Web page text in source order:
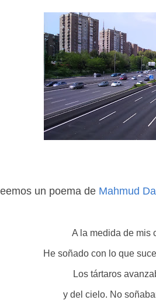
un poema de Mahmud
A la medida de mis
He soñado con lo que
Los tártaros
y del cielo. No